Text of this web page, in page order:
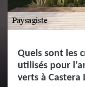
Quels sont les
utilisés pour
verts à Castera